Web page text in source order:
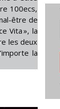
100ecs,
être de
Vita », la
les deux
la